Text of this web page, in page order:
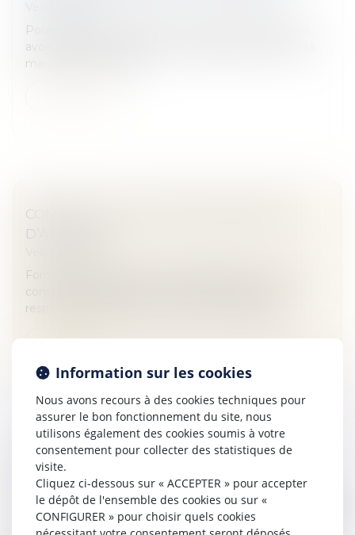
Pour alléger les droits de succession que pourraient
avoir à payer ses enfants, il est possible de donner sa
maison, de son vivant.
CONSTAT : EST-IL OBLIGATOIRE EN CAS
D’ACCIDENT ?
Formalité courante lors d’un accident de la route, le
constat à l’amiable permet de déterminer les
responsabilités de chacun. Mais est-il obligatoire ?
Lire la suite
GARDE EXCLUSIVE : COMMENT LA
DEMANDER ?
Veille juridique
Lors d'une procédure de divorce, les deux parents
Information sur les cookies
Nous avons recours à des cookies techniques pour
assurer le bon fonctionnement du site, nous
utilisons également des cookies soumis à votre
consentement pour collecter des statistiques de
visite.
Cliquez ci-dessous sur « ACCEPTER » pour accepter
le dépôt de l'ensemble des cookies ou sur «
CONFIGURER » pour choisir quels cookies